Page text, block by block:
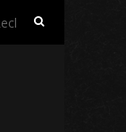
Rechercher :